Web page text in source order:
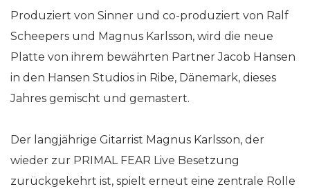
Produziert von Sinner und co-produziert von Ralf
Scheepers und Magnus Karlsson, wird die neue
Platte von ihrem bewährten Partner Jacob Hansen
in den Hansen Studios in Ribe, Dänemark, dieses
Jahres gemischt und gemastert.
Der langjährige Gitarrist Magnus Karlsson, der
wieder zur PRIMAL FEAR Live Besetzung
zurückgekehrt ist, spielt erneut eine zentrale Rolle